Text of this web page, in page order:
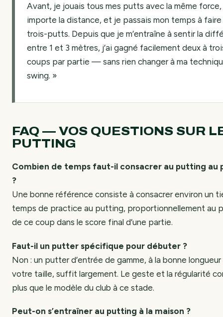
Avant, je jouais tous mes putts avec la même
importe la distance, et je passais mon temps à
trois-putts. Depuis que je m’entraîne à sentir la
entre 1 et 3 mètres, j’ai gagné facilement deux à
coups par partie — sans rien changer à ma
swing. »
FAQ — VOS QUESTIONS SUR
PUTTING
Combien de temps faut-il consacrer au putting au
?
Une bonne référence consiste à consacrer environ un
temps de practice au putting, proportionnellement au
de ce coup dans le score final d’une partie.
Faut-il un putter spécifique pour débuter ?
Non : un putter d’entrée de gamme, à la bonne
votre taille, suffit largement. Le geste et la régularité
plus que le modèle du club à ce stade.
Peut-on s’entraîner au putting à la maison ?